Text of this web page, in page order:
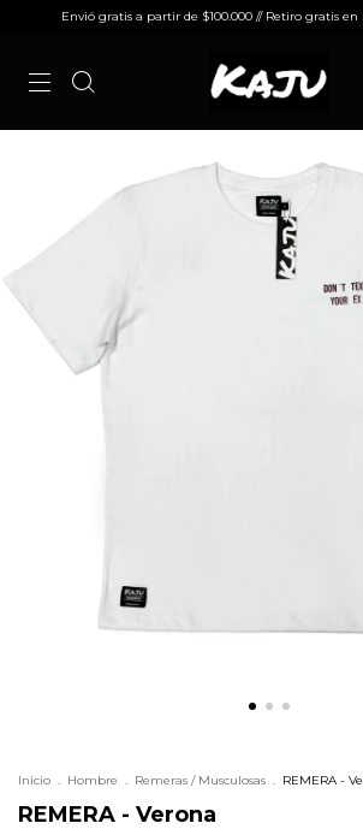
Envió gratis a partir de $100.000 // Retiro gratis
Inicio . Hombre . Remeras / Musculosas . REMERA -
REMERA - Verona